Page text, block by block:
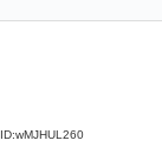
ID:wMJHUL260